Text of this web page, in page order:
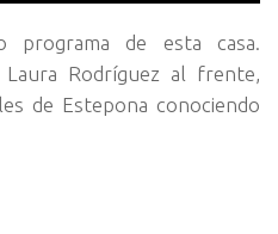
programa de esta casa.
Laura Rodríguez al frente,
de Estepona conociendo